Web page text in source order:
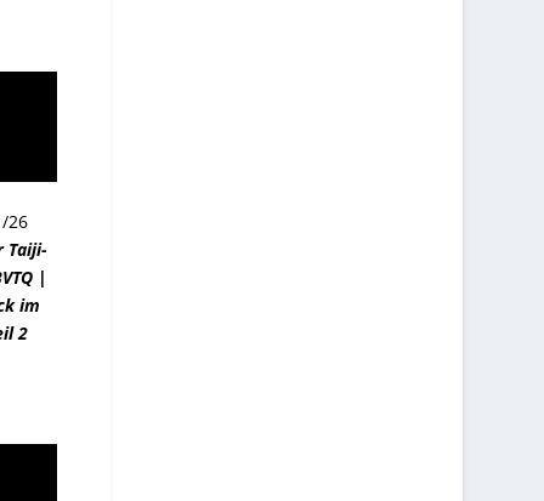
26
Taiji-
|
im
2